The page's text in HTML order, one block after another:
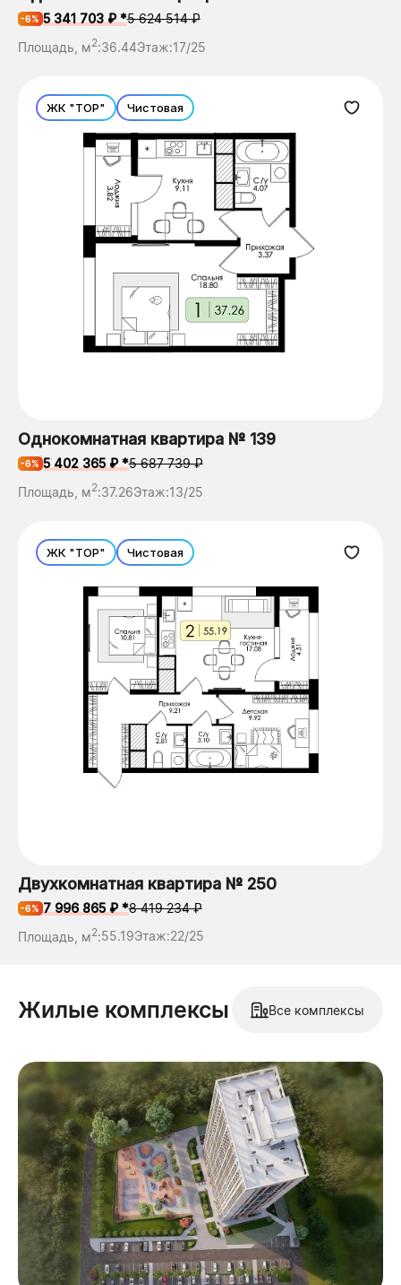
-6% 5 341 703 ₽ *5 624 514 ₽
Площадь, м2:36.44Этаж:17/25
ЖК "ТОР" Чистовая
Однокомнатная квартира № 139
-6% 5 402 365 ₽ *5 687 739 ₽
Площадь, м2:37.26Этаж:13/25
ЖК "ТОР" Чистовая
Двухкомнатная квартира № 250
-6% 7 996 865 ₽ *8 419 234 ₽
Площадь, м2:55.19Этаж:22/25
Жилые комплексы Все комплексы